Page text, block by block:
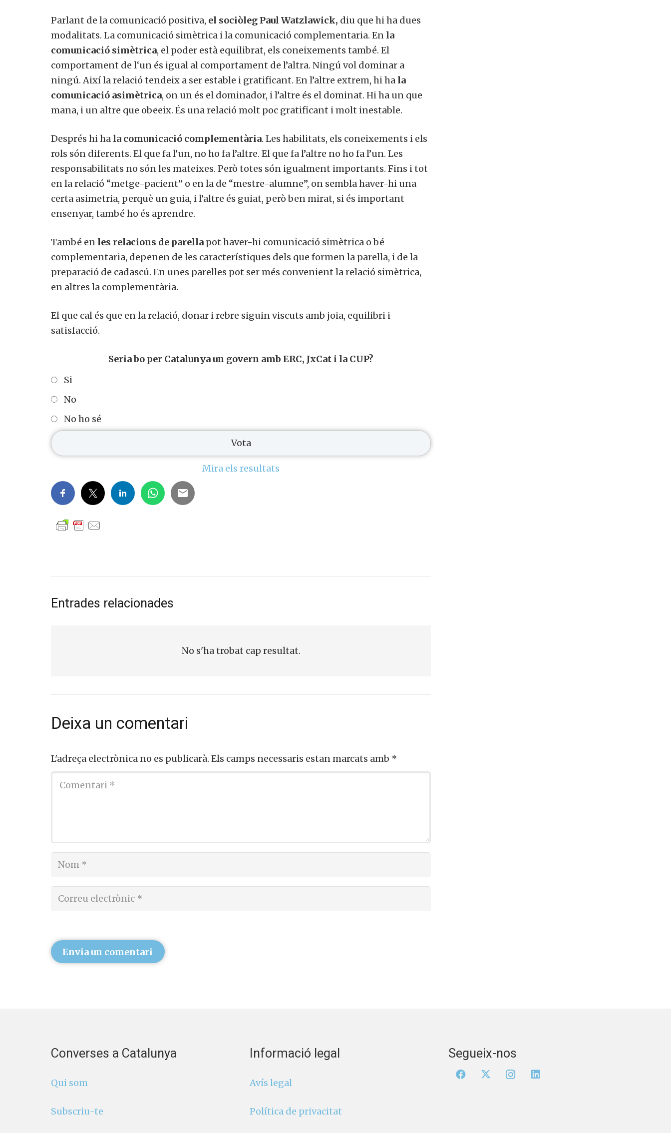
Parlant de la comunicació positiva, el sociòleg Paul Watzlawick, diu que hi ha dues
modalitats. La comunicació simètrica i la comunicació complementaria. En la
comunicació simètrica, el poder està equilibrat, els coneixements també. El
comportament de l‘un és igual al comportament de l’altra. Ningú vol dominar a
ningú. Així la relació tendeix a ser estable i gratificant. En l’altre extrem, hi ha la
comunicació asimètrica, on un és el dominador, i l’altre és el dominat. Hi ha un que
mana, i un altre que obeeix. És una relació molt poc gratificant i molt inestable.
Després hi ha la comunicació complementària. Les habilitats, els coneixements i els
rols són diferents. El que fa l’un, no ho fa l’altre. El que fa l’altre no ho fa l’un. Les
responsabilitats no són les mateixes. Però totes són igualment importants. Fins i tot
en la relació “metge-pacient” o en la de “mestre-alumne”, on sembla haver-hi una
certa asimetria, perquè un guia, i l’altre és guiat, però ben mirat, si és important
ensenyar, també ho és aprendre.
També en les relacions de parella pot haver-hi comunicació simètrica o bé
complementaria, depenen de les característiques dels que formen la parella, i de la
preparació de cadascú. En unes parelles pot ser més convenient la relació simètrica,
en altres la complementària.
El que cal és que en la relació, donar i rebre siguin viscuts amb joia, equilibri i
satisfacció.
Seria bo per Catalunya un govern amb ERC, JxCat i la CUP?
Si
No
No ho sé
Mira els resultats
Entrades relacionades
No s'ha trobat cap resultat.
Deixa un comentari
L'adreça electrònica no es publicarà. Els camps necessaris estan marcats amb *
Envia un comentari
Converses a Catalunya
Qui som
Subscriu-te
Informació legal
Avís legal
Política de privacitat
Segueix-nos